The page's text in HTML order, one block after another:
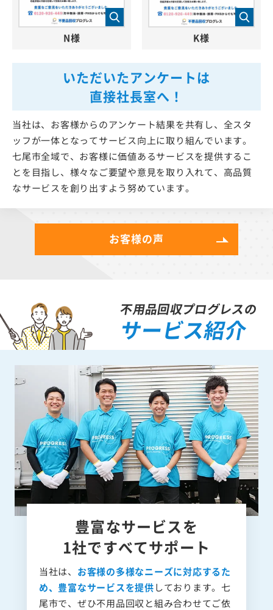
いただいたアンケートは
直接社長室へ！
当社は、お客様からのアンケート結果を共有し、全スタ
ッフが一体となってサービス向上に取り組んでいます。
七尾市全域で、お客様に価値あるサービスを提供するこ
とを目指し、様々なご要望や意見を取り入れて、高品質
なサービスを創り出すよう努めています。
N様 K様
お客様の声
不用品回収プログレスの
サービス紹介
豊富なサービスを
1社ですべてサポート
当社は、 お客様の多様なニーズに対応するた
め、豊富なサービスを提供しております。七
尾市で、ぜひ不用品回収と組み合わせてご依